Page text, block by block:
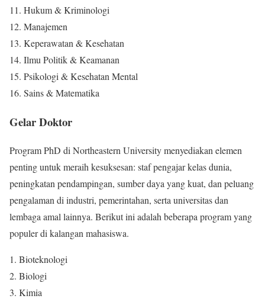
11. Hukum & Kriminologi
12. Manajemen
13. Keperawatan & Kesehatan
14. Ilmu Politik & Keamanan
15. Psikologi & Kesehatan Mental
16. Sains & Matematika
Gelar Doktor
Program PhD di Northeastern University menyediakan elemen
penting untuk meraih kesuksesan: staf pengajar kelas dunia,
peningkatan pendampingan, sumber daya yang kuat, dan peluang
pengalaman di industri, pemerintahan, serta universitas dan
lembaga amal lainnya. Berikut ini adalah beberapa program yang
populer di kalangan mahasiswa.
1. Bioteknologi
2. Biologi
3. Kimia